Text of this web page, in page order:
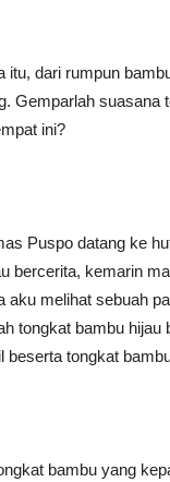
itu, dari rumpun
Gemparlah
ini?
Puspo datang ke
bercerita, kemarin
aku melihat sebuah
tongkat bambu
beserta tongkat
bambu yang